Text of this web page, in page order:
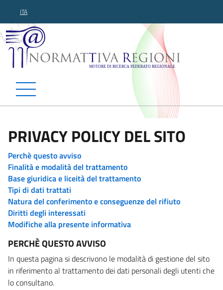
ITA
Normattiva Regioni -
PRIVACY POLICY DEL SITO
Perchè questo avviso
Finalità e modalità del trattamento
Base giuridica e liceità del trattamento
Tipi di dati trattati
Natura del conferimento e conseguenze del rifiuto
Diritti degli interessati
Modifiche alla presente informativa
PERCHÈ QUESTO AVVISO
In questa pagina si descrivono le modalità di gestione del sito
in riferimento al trattamento dei dati personali degli utenti che
lo consultano.